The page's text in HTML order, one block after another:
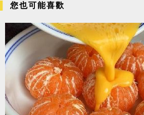
您也可能喜歡